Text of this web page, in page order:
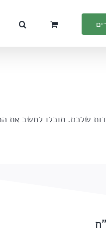
שלכם. תוכלו לחשב את